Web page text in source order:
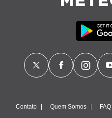
Contato Quem Somos FAQ